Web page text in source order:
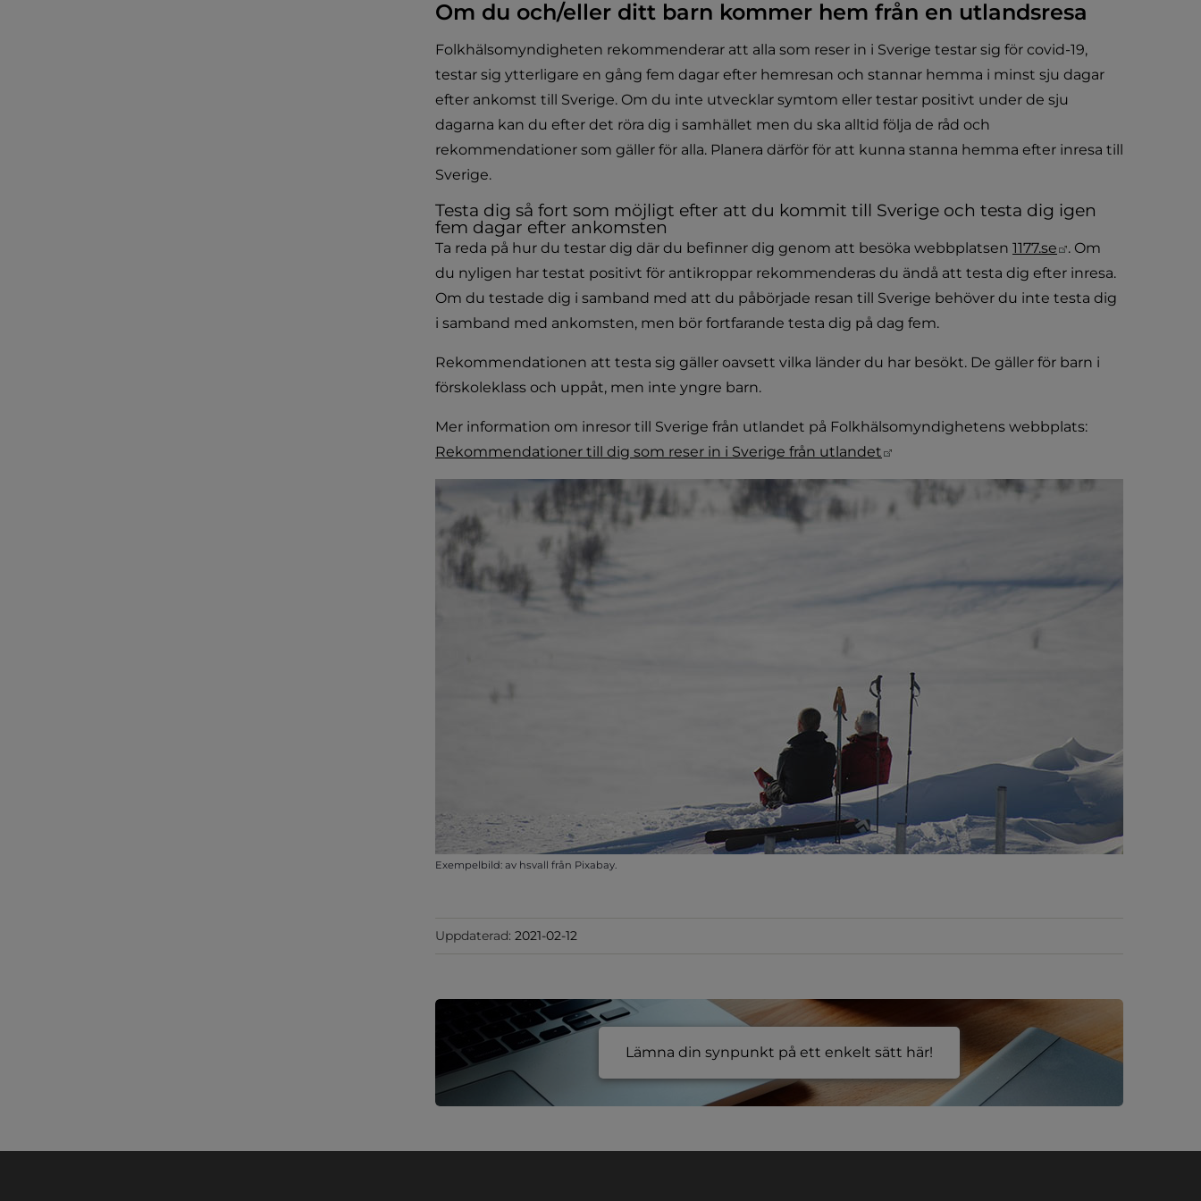
Om du och/eller ditt barn kommer hem från en utlandsresa
Folkhälsomyndigheten rekommenderar att alla som reser in i Sverige testar sig för covid-19,
testar sig ytterligare en gång fem dagar efter hemresan och stannar hemma i minst sju dagar
efter ankomst till Sverige. Om du inte utvecklar symtom eller testar positivt under de sju
dagarna kan du efter det röra dig i samhället men du ska alltid följa de råd och
rekommendationer som gäller för alla. Planera därför för att kunna stanna hemma efter inresa till
Sverige.
Testa dig så fort som möjligt efter att du kommit till Sverige och testa dig igen
fem dagar efter ankomsten
Ta reda på hur du testar dig där du befinner dig genom att besöka webbplatsen 1177.se Länk till annan
. Om
du nyligen har testat positivt för antikroppar rekommenderas du ändå att testa dig efter inresa.
Om du testade dig i samband med att du påbörjade resan till Sverige behöver du inte testa dig
i samband med ankomsten, men bör fortfarande testa dig på dag fem.
Rekommendationen att testa sig gäller oavsett vilka länder du har besökt. De gäller för barn i
förskoleklass och uppåt, men inte yngre barn.
Mer information om inresor till Sverige från utlandet på Folkhälsomyndighetens webbplats:
Rekommendationer till dig som reser in i Sverige från utlandet
Exempelbild: av hsvall från Pixabay.
Uppdaterad: 2021-02-12
Lämna din synpunkt på ett enkelt sätt här!